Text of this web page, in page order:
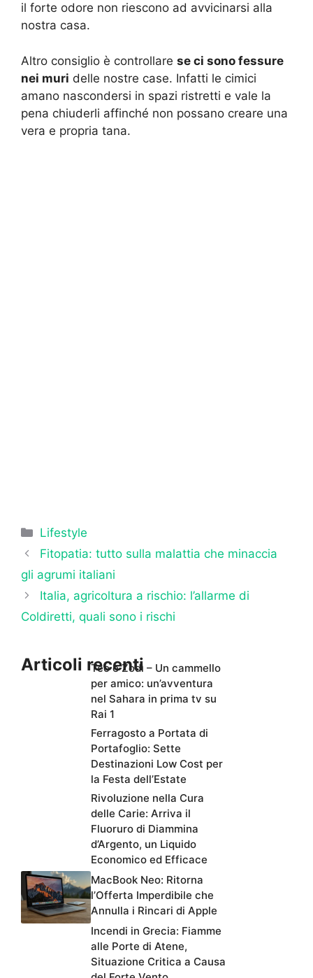
il forte odore non riescono ad avvicinarsi alla
nostra casa.
Altro consiglio è controllare se ci sono fessure
nei muri delle nostre case. Infatti le cimici
amano nascondersi in spazi ristretti e vale la
pena chiuderli affinché non possano creare una
vera e propria tana.
Categorie
Lifestyle
Fitopatia: tutto sulla malattia che minaccia
gli agrumi italiani
Italia, agricoltura a rischio: l’allarme di
Coldiretti, quali sono i rischi
Articoli recentiTeo e Zodì – Un cammello
per amico: un’avventura
nel Sahara in prima tv su
Rai 1
Ferragosto a Portata di
Portafoglio: Sette
Destinazioni Low Cost per
la Festa dell’Estate
Rivoluzione nella Cura
delle Carie: Arriva il
Fluoruro di Diammina
d’Argento, un Liquido
Economico ed Efficace
MacBook Neo: Ritorna
l’Offerta Imperdibile che
Annulla i Rincari di Apple
Incendi in Grecia: Fiamme
alle Porte di Atene,
Situazione Critica a Causa